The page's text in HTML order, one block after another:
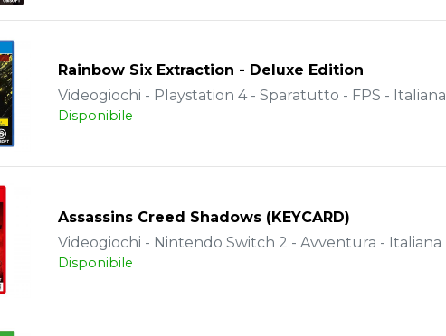
Rainbow Six Extraction - Deluxe Edition
Videogiochi - Playstation 4 - Sparatutto - FPS - Italiana
Disponibile
Assassins Creed Shadows (KEYCARD)
Videogiochi - Nintendo Switch 2 - Avventura - Italiana
Disponibile